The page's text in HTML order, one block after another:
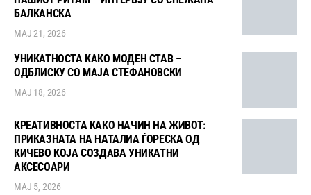
БАЛКАНСКА
МАЈ 21, 2026
УНИКАТНОСТА КАКО МОДЕН СТАВ –
ОДБЛИСКУ СО МАЈА СТЕФАНОВСКИ
МАЈ 18, 2026
КРЕАТИВНОСТА КАКО НАЧИН НА ЖИВОТ:
ПРИКАЗНАТА НА НАТАЛИА ЃОРЕСКА ОД
КИЧЕВО КОЈА СОЗДАВА УНИКАТНИ
АКСЕСОАРИ
МАЈ 5, 2026